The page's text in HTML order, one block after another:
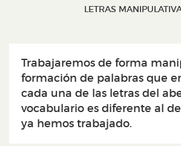
LETRAS
Trabajaremos de forma
formación de palabras que
cada una de las letras del
vocabulario es diferente al
ya hemos trabajado.